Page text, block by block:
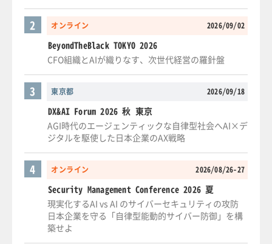
オンライン 2026/09/02
2
BeyondTheBlack TOKYO 2026
CFO組織とAIが織りなす、次世代経営の羅針盤
東京都 2026/09/18
3
DX&AI Forum 2026 秋 東京
AGI時代のエージェンティックな自律型社会へAI×デ
ジタルを駆使した日本企業のAX戦略
オンライン 2026/08/26-27
4
Security Management Conference 2026 夏
現実化するAI vs AI のサイバーセキュリティの攻防
日本企業を守る「自律型能動的サイバー防御」を構
築せよ